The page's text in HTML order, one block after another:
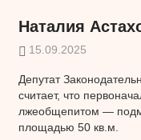
Наталия
15.09.2025
Депутат
считает, что
лжеобщепитом —
площадью 50 кв.м.